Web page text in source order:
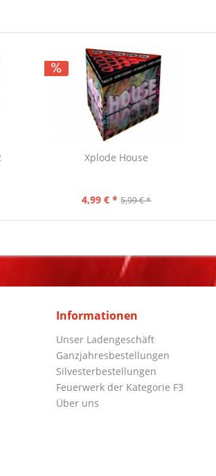
Xplode House
4,99 € * 5,99 € *
Informationen
Unser Ladengeschäft
Ganzjahresbestellungen
Silvesterbestellungen
Feuerwerk der Kategorie F3
Über uns